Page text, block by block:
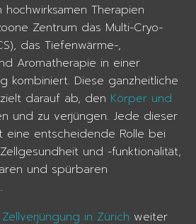
Therapien
Zentrum das Multi-Cryo-
das Tiefenwärme-,
Aromatherapie in einer
kombiniert. Diese ganzheitliche
darauf ab, den Körper und
und zu verjüngen. Jede dieser
eine entscheidende Rolle bei
und -funktionalität,
und spürbaren
in Zürich weiter